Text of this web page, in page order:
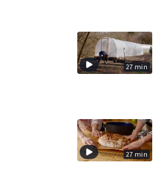
27 min
27 min